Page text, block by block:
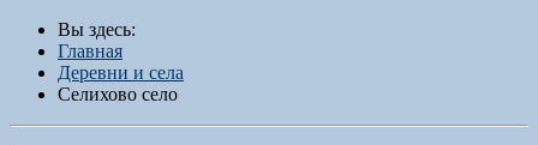
Вы здесь:
Главная
Деревни и села
Селихово село